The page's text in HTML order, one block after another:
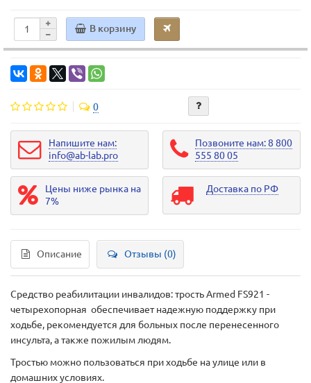
В корзину
0
Напишите нам:
info@ab-lab.pro
Позвоните нам: 8 800
555 80 05
Цены ниже рынка на
7%
Доставка по РФ
Описание Отзывы (0)
Средство реабилитации инвалидов: трость Armed FS921 -
четырехопорная обеспечивает надежную поддержку при
ходьбе, рекомендуется для больных после перенесенного
инсульта, а также пожилым людям.
Тростью можно пользоваться при ходьбе на улице или в
домашних условиях.